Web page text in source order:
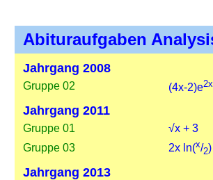
Abituraufgaben
Jahrgang 2008
Gruppe 02 (4x-2)e2x
Jahrgang 2011
Gruppe 01 √x + 3
Gruppe 03
2x ln(x/2)
Jahrgang 2013